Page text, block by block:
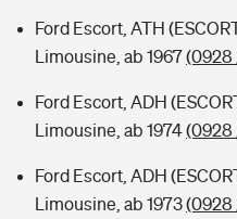
Ford Escort, ATH
Limousine, ab 1967(0928
Ford Escort, ADH
Limousine, ab 1974(0928
Ford Escort, ADH
Limousine, ab 1973(0928